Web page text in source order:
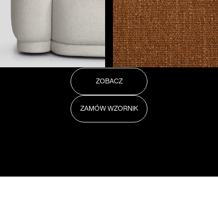
ZOBACZ
ZAMÓW WZORNIK